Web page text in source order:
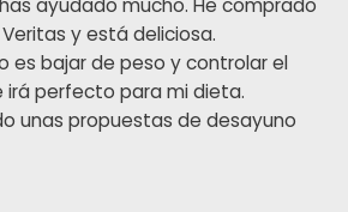
ayudado mucho. He comprado
y está deliciosa.
es bajar de peso y controlar el
irá perfecto para mi dieta.
unas propuestas de desayuno